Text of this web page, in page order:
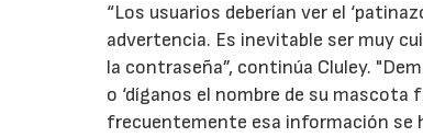
“Los usuarios deberían ver el
advertencia. Es inevitable ser muy
la contraseña”, continúa Cluley.
o ‘díganos el nombre de su
frecuentemente esa información se